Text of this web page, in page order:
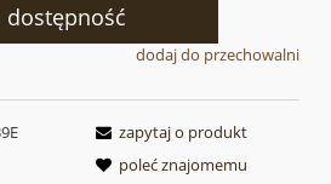
dostępność
dodaj do przechowalni
zapytaj o produkt
poleć znajomemu